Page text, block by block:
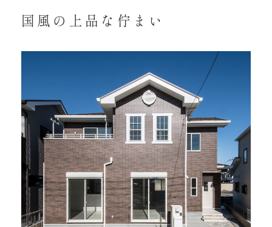
国風の上品な佇まい